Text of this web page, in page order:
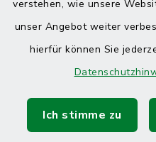
verstehen, wie unsere
unser Angebot weiter
hierfür können Sie
Ich stimme zu